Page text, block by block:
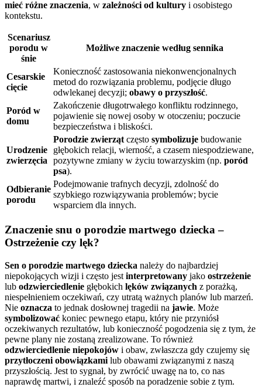
mieć różne znaczenia, w zależności od kultury i osobistego
kontekstu.
Scenariusz
porodu w
śnie
Możliwe znaczenie według sennika
Cesarskie
cięcie
Konieczność zastosowania niekonwencjonalnych
metod do rozwiązania problemu, podjęcie długo
odwlekanej decyzji; obawy o przyszłość.
Poród w
domu
Zakończenie długotrwałego konfliktu rodzinnego,
pojawienie się nowej osoby w otoczeniu; poczucie
bezpieczeństwa i bliskości.
Urodzenie
zwierzęcia
Porodzie zwierząt często symbolizuje budowanie
głębokich relacji, wierność, a czasem niespodziewane,
pozytywne zmiany w życiu towarzyskim (np. poród
psa).
Odbieranie
porodu
Podejmowanie trafnych decyzji, zdolność do
szybkiego rozwiązywania problemów; bycie
wsparciem dla innych.
Znaczenie snu o porodzie martwego dziecka –
Ostrzeżenie czy lęk?
Sen o porodzie martwego dziecka należy do najbardziej
niepokojących wizji i często jest interpretowany jako ostrzeżenie
lub odzwierciedlenie głębokich lęków związanych z porażką,
niespełnieniem oczekiwań, czy utratą ważnych planów lub marzeń.
Nie oznacza to jednak dosłownej tragedii na jawie. Może
symbolizować koniec pewnego etapu, który nie przyniósł
oczekiwanych rezultatów, lub konieczność pogodzenia się z tym, że
pewne plany nie zostaną zrealizowane. To również
odzwierciedlenie niepokojów i obaw, zwłaszcza gdy czujemy się
przytłoczeni obowiązkami lub obawami związanymi z naszą
przyszłością. Jest to sygnał, by zwrócić uwagę na to, co nas
naprawdę martwi, i znaleźć sposób na poradzenie sobie z tym.